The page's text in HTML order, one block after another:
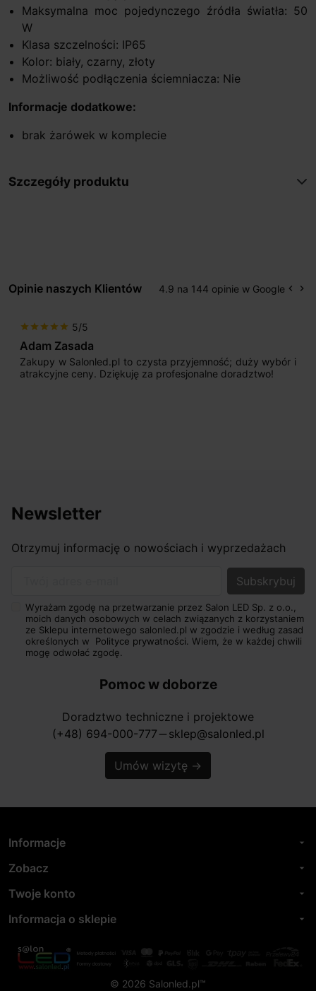
Maksymalna moc pojedynczego źródła światła: 50
W
Klasa szczelności: IP65
Kolor: biały, czarny, złoty
Możliwość podłączenia ściemniacza: Nie
Informacje dodatkowe:
brak żarówek w komplecie
Szczegóły produktu
Opinie naszych Klientów 4.9 na 144 opinie w Google keyboard_arrow_left keyboard_arrow_right
star star star star star 5/5
Adam Zasada
Zakupy w Salonled.pl to czysta przyjemność; duży wybór i
atrakcyjne ceny. Dziękuję za profesjonalne doradztwo!
Newsletter
Otrzymuj informację o nowościach i wyprzedażach
Wyrażam zgodę na przetwarzanie przez Salon LED Sp. z o.o.,
moich danych osobowych w celach związanych z korzystaniem
ze Sklepu internetowego salonled.pl w zgodzie i według zasad
określonych w Polityce prywatności. Wiem, że w każdej chwili
mogę odwołać zgodę.
Pomoc w doborze
Doradztwo techniczne i projektowe
(+48) 694-000-777 horizontal_rule sklep@salonled.pl
Umów wizytę →
Informacje arrow_drop_down
Zobacz arrow_drop_down
Twoje konto arrow_drop_down
Informacja o sklepie arrow_drop_down
© 2026 Salonled.pl™